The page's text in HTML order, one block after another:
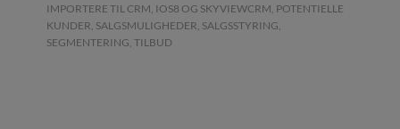
IMPORTERE TIL CRM, IOS8 OG SKYVIEWCRM, POTENTIELLE
KUNDER, SALGSMULIGHEDER, SALGSSTYRING,
SEGMENTERING,TILBUD